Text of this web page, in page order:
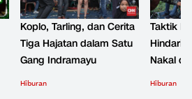
Koplo, Tarling, dan Cerita
Tiga Hajatan dalam Satu
Gang Indramayu
Hiburan
Taktik
Hindari
Nakal
Hiburan